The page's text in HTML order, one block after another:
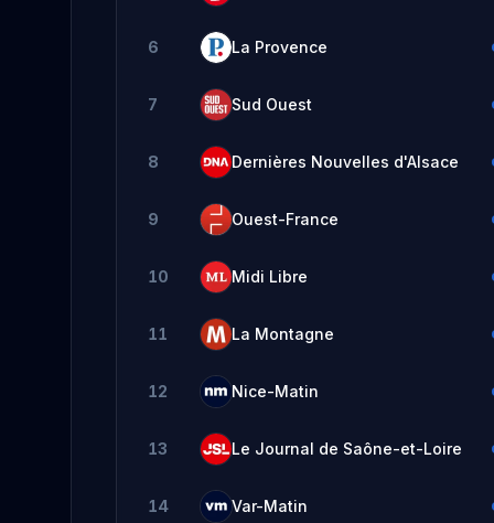
6 La Provence
7 Sud Ouest
8 Dernières Nouvelles d'Alsace
9 Ouest-France
10 Midi Libre
11 La Montagne
12 Nice-Matin
13 Le Journal de Saône-et-Loire
14 Var-Matin